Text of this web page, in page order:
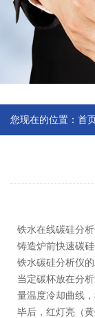
您现在的位置： 首
铁水在线碳硅分
铸造炉前快速碳
铁水碳硅分析仪
当定碳杯放在分
量温度冷却曲线
毕后，红灯亮（